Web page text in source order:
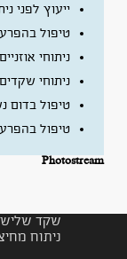
ייעוץ לפני ניתוח
טיפול בהפרעת
ניתוחי אוזניים
ניתוחי שקדים
טיפול בדום
טיפול בהפרעות
שקד שלישי|
ניתוח מחיצות